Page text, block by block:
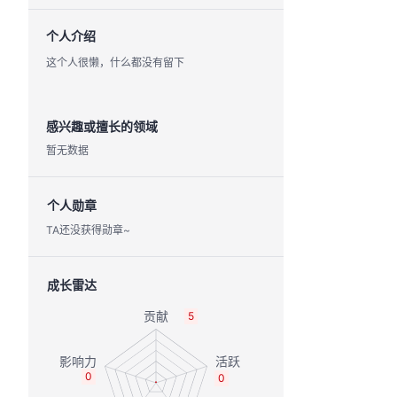
个人介绍
这个人很懒，什么都没有留下
感兴趣或擅长的领域
暂无数据
个人勋章
TA还没获得勋章~
成长雷达
5
0
0